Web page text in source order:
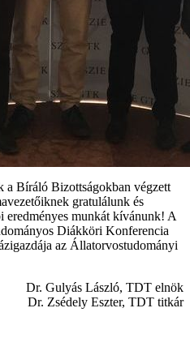
a Bíráló Bizottságokban végzett
gratulálunk és
eredményes munkát kívánunk! A
Diákköri Konferencia
az Állatorvostudományi
Dr. Gulyás László, TDT elnök
Dr. Zsédely Eszter, TDT titkár